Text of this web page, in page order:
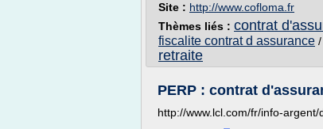
Site : http://www.cofloma.fr
Thèmes liés : contrat
fiscalite contrat d assurance /
retraite
PERP : contrat
http://www.lcl.com/fr/info-argent/